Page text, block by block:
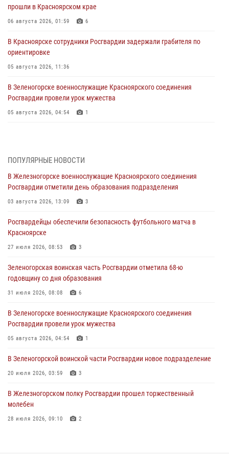
прошли в Красноярском крае
06 августа 2026, 01:59 6
В Красноярске сотрудники Росгвардии задержали грабителя по
ориентировке
05 августа 2026, 11:36
В Зеленогорске военнослужащие Красноярского соединения
Росгвардии провели урок мужества
05 августа 2026, 04:54 1
05 августа 2026, 04:52 1
В Красноярске сотрудники вневедомственной охраны Росгвардии
задержали подозреваемого в серии краж из гипермаркета
04 августа 2026, 09:57
Сотрудники Росгвардии обеспечили общественный порядок во
время проведения экстремального заплыва в Дудинке
04 августа 2026, 08:36
В Красноярске сотрудники Росгвардии задержали подозреваемого
в серии краж из супермаркета
04 августа 2026, 06:50
Военнослужащие Красноярского соединения Росгвардии
познакомили отдыхающих детей с тонкостями РХБ защиты
03 августа 2026, 13:12 2
ПОПУЛЯРНЫЕ НОВОСТИ
В Железногорске военнослужащие Красноярского соединения
Росгвардии отметили день образования подразделения
03 августа 2026, 13:09 3
Росгвардейцы обеспечили безопасность футбольного матча в
Красноярске
27 июля 2026, 08:53 3
Зеленогорская воинская часть Росгвардии отметила 68-ю
годовщину со дня образования
31 июля 2026, 08:08 6
В Зеленогорске военнослужащие Красноярского соединения
Росгвардии провели урок мужества
05 августа 2026, 04:54 1
В Зеленогорской воинской части Росгвардии новое подразделение
20 июля 2026, 03:59 3
В Железногорском полку Росгвардии прошел торжественный
молебен
28 июля 2026, 09:10 2
10 июля 2026, 06:18 4